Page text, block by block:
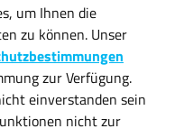
um Ihnen die
zu können. Unser
zur Verfügung.
einverstanden sein
nicht zur